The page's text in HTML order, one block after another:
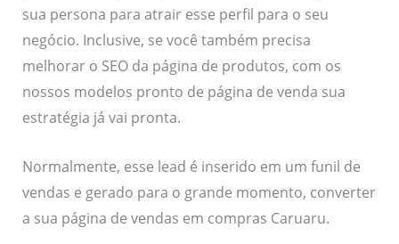
sua persona para atrair esse perfil para o seu
negócio. Inclusive, se você também precisa
melhorar o SEO da página de produtos, com os
nossos modelos pronto de página de venda sua
estratégia já vai pronta.
Normalmente, esse lead é inserido em um funil de
vendas e gerado para o grande momento, converter
a sua página de vendas em compras Caruaru.